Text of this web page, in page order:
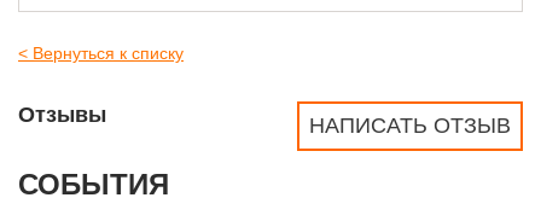
< Вернуться к списку
НАПИСАТЬ ОТЗЫВ
Отзывы
СОБЫТИЯ